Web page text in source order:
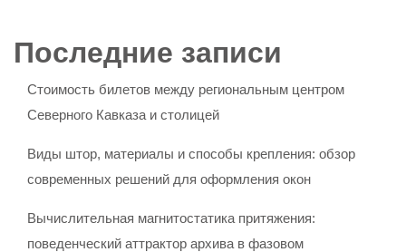
Последние записи
Стоимость билетов между региональным центром
Северного Кавказа и столицей
Виды штор, материалы и способы крепления: обзор
современных решений для оформления окон
Вычислительная магнитостатика притяжения:
поведенческий аттрактор архива в фазовом